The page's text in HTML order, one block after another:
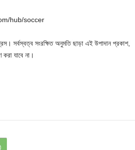
hub/soccer
সর্বস্বত্ব সংরক্ষিত অনুমতি ছাড়া এই উপাদান প্রকাশ,
করা যাবে না।